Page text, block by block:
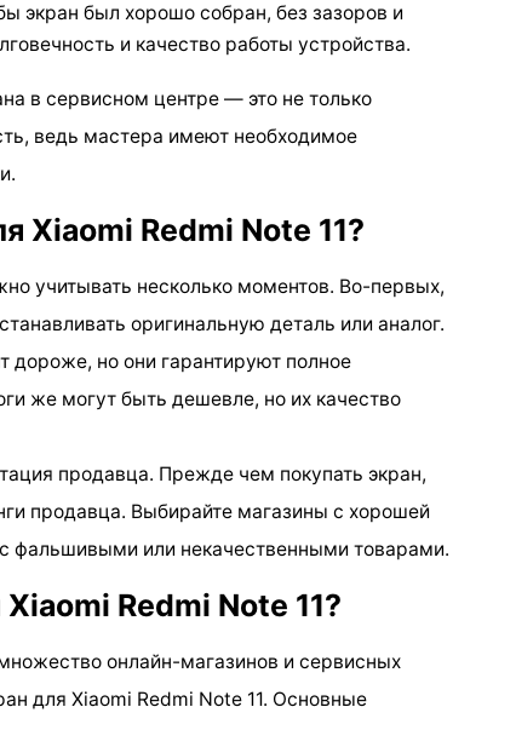
экран был хорошо собран, без зазоров и
и качество работы устройства.
в сервисном центре — это не только
ведь мастера имеют необходимое
Xiaomi Redmi Note 11?
учитывать несколько моментов. Во-первых,
оригинальную деталь или аналог.
дороже, но они гарантируют полное
же могут быть дешевле, но их качество
продавца. Прежде чем покупать экран,
продавца. Выбирайте магазины с хорошей
фальшивыми или некачественными товарами.
Redmi Note 11?
онлайн-магазинов и сервисных
для Xiaomi Redmi Note 11. Основные